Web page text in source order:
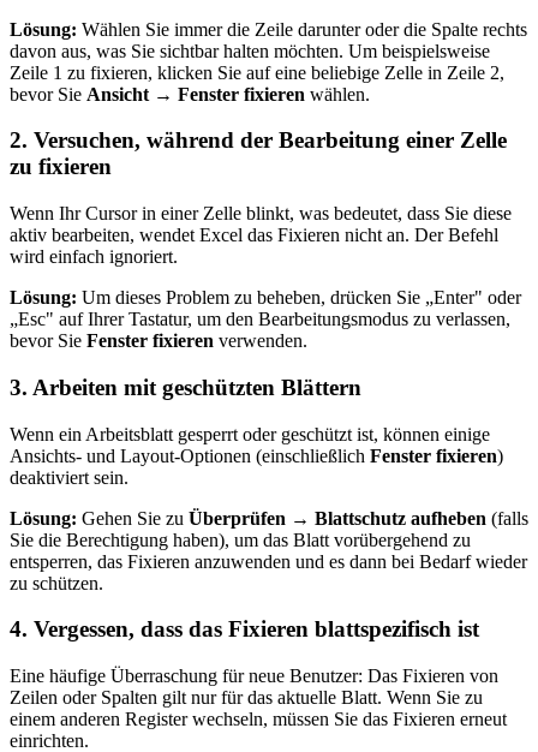
Lösung: Wählen Sie immer die Zeile darunter oder die Spalte rechts
davon aus, was Sie sichtbar halten möchten. Um beispielsweise
Zeile 1 zu fixieren, klicken Sie auf eine beliebige Zelle in Zeile 2,
bevor Sie Ansicht → Fenster fixieren wählen.
2. Versuchen, während der Bearbeitung einer Zelle
zu fixieren
Wenn Ihr Cursor in einer Zelle blinkt, was bedeutet, dass Sie diese
aktiv bearbeiten, wendet Excel das Fixieren nicht an. Der Befehl
wird einfach ignoriert.
Lösung: Um dieses Problem zu beheben, drücken Sie „Enter" oder
„Esc" auf Ihrer Tastatur, um den Bearbeitungsmodus zu verlassen,
bevor Sie Fenster fixieren verwenden.
3. Arbeiten mit geschützten Blättern
Wenn ein Arbeitsblatt gesperrt oder geschützt ist, können einige
Ansichts- und Layout-Optionen (einschließlich Fenster fixieren)
deaktiviert sein.
Lösung: Gehen Sie zu Überprüfen → Blattschutz aufheben (falls
Sie die Berechtigung haben), um das Blatt vorübergehend zu
entsperren, das Fixieren anzuwenden und es dann bei Bedarf wieder
zu schützen.
4. Vergessen, dass das Fixieren blattspezifisch ist
Eine häufige Überraschung für neue Benutzer: Das Fixieren von
Zeilen oder Spalten gilt nur für das aktuelle Blatt. Wenn Sie zu
einem anderen Register wechseln, müssen Sie das Fixieren erneut
einrichten.